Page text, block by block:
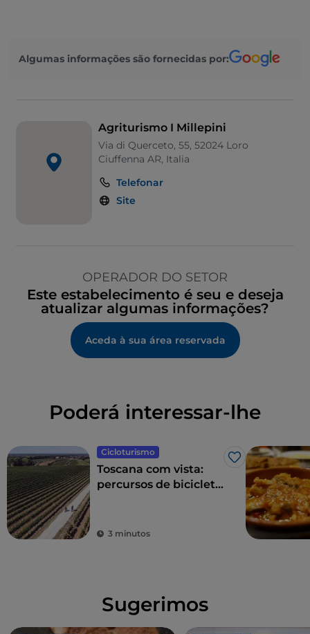
Algumas informações são fornecidas por:
Agriturismo I Millepini
Via di Querceto, 55, 52024 Loro
Ciuffenna AR, Italia
Telefonar
Site
OPERADOR DO SETOR
Este estabelecimento é seu e deseja
atualizar algumas informações?
Aceda à sua área reservada
Poderá interessar-lhe
Cicloturismo
Gosto
Toscana com vista:
percursos de bicicleta
3 minutos
Sugerimos